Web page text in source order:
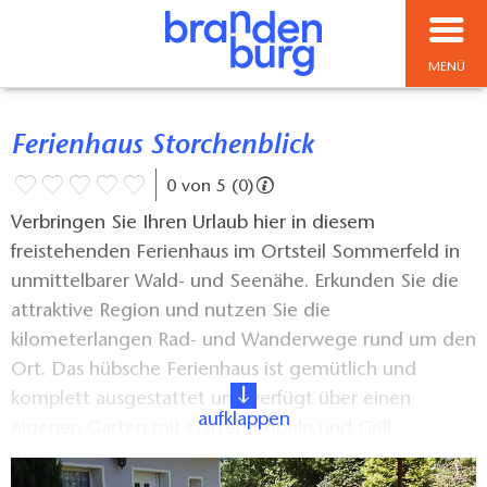
MENÜ
Ferienhaus Storchenblick
0 von 5 (0)
Verbringen Sie Ihren Urlaub hier in diesem
freistehenden Ferienhaus im Ortsteil Sommerfeld in
unmittelbarer Wald- und Seenähe. Erkunden Sie die
attraktive Region und nutzen Sie die
kilometerlangen Rad- und Wanderwege rund um den
Ort. Das hübsche Ferienhaus ist gemütlich und
komplett ausgestattet und verfügt über einen
eigenen Garten mit Gartenmöbeln und Grill.
Zahlreiche Sport- und Freizeitmöglichkeiten sind in
aufklappen